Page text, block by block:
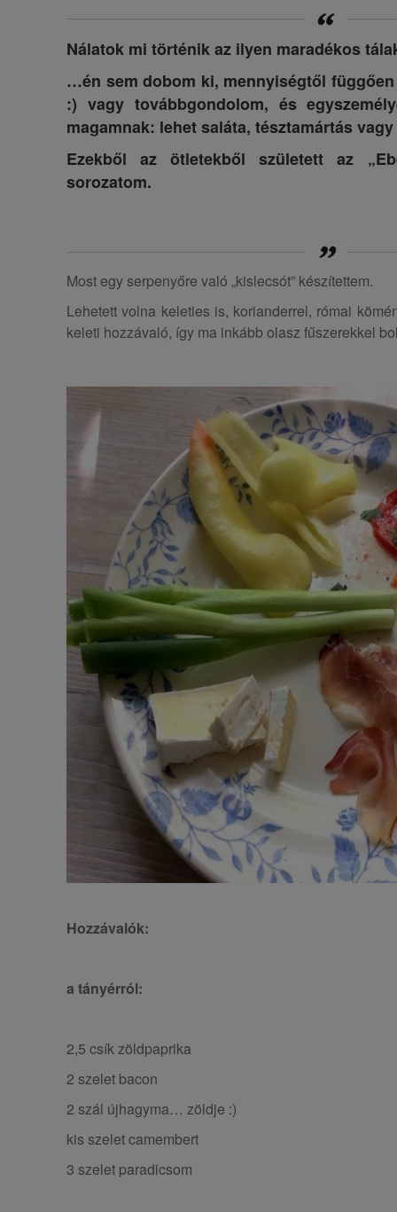
Nálatok mi történik az ilyen maradékos
…én sem dobom ki, mennyiségtől
:) vagy továbbgondolom, és
magamnak: lehet saláta, tésztamártás
Ezekből az ötletekből született az
sorozatom.
Most egy serpenyőre való „kislecsót” készítettem.
Lehetett volna keleties is, korianderrel, római
keleti hozzávaló, így ma inkább olasz fűszerekkel
Hozzávalók:
a tányérról:
2,5 csík zöldpaprika
2 szelet bacon
2 szál újhagyma… zöldje :)
kis szelet camembert
3 szelet paradicsom